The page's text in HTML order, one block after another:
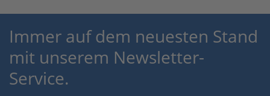
Immer auf dem neuesten Stand
mit unserem Newsletter-
Service.